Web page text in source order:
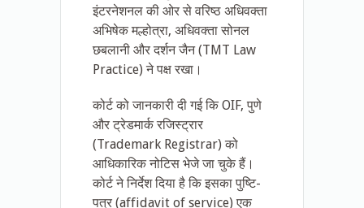
इंटरनेशनल की ओर से वरिष्ठ अधिवक्ता
अभिषेक मल्होत्रा, अधिवक्ता सोनल
छबलानी और दर्शन जैन (TMT Law
Practice) ने पक्ष रखा।
कोर्ट को जानकारी दी गई कि OIF, पुणे
और ट्रेडमार्क रजिस्ट्रार
(Trademark Registrar) को
आधिकारिक नोटिस भेजे जा चुके हैं।
कोर्ट ने निर्देश दिया है कि इसका पुष्टि-
पत्र (affidavit of service) एक